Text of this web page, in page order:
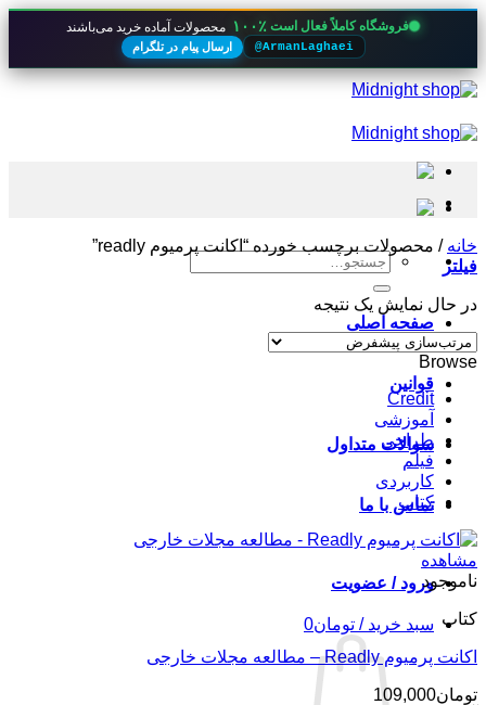
فروشگاه کاملاً فعال است ۱۰۰٪ محصولات آماده خرید می‌باشند
@ArmanLaghaei ارسال پیام در تلگرام
Skip
to
جستجو
صفحه اصلی
قوانین
سوالات متداول
تماس با ما
ورود / عضویت
سبد خرید / تومان0
خانه / محصولات برچسب خورده “اکانت پرمیوم readly”
فیلتر
در حال نمایش یک نتیجه
Browse
Credit
آموزشی
طراحی
فیلم
کاربردی
کتاب
مشاهده
ناموجود
کتاب
اکانت پرمیوم Readly – مطالعه مجلات خارجی
تومان109,000